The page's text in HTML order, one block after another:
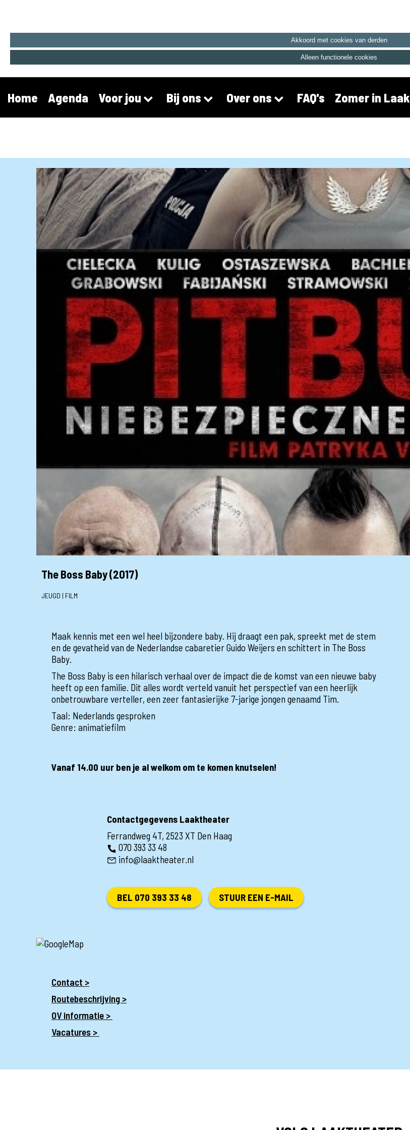
Akkoord met cookies van derden
Alleen functionele cookies
Home Agenda Voor jou Bij ons Over ons FAQ's Zomer in Laak
The Boss Baby (2017)
JEUGD | FILM
Maak kennis met een wel heel bijzondere baby. Hij draagt een pak, spreekt met de stem
en de gevatheid van de Nederlandse cabaretier Guido Weijers en schittert in The Boss
Baby.
The Boss Baby is een hilarisch verhaal over de impact die de komst van een nieuwe baby
heeft op een familie. Dit alles wordt verteld vanuit het perspectief van een heerlijk
onbetrouwbare verteller, een zeer fantasierijke 7-jarige jongen genaamd Tim.
Taal: Nederlands gesproken
Genre: animatiefilm
Vanaf 14.00 uur ben je al welkom om te komen knutselen!
Contactgegevens Laaktheater
Ferrandweg 4T, 2523 XT Den Haag
070 393 33 48
info@laaktheater.nl
BEL 070 393 33 48 STUUR EEN E-MAIL
Contact >
Routebeschrijving >
OV informatie >
Vacatures >